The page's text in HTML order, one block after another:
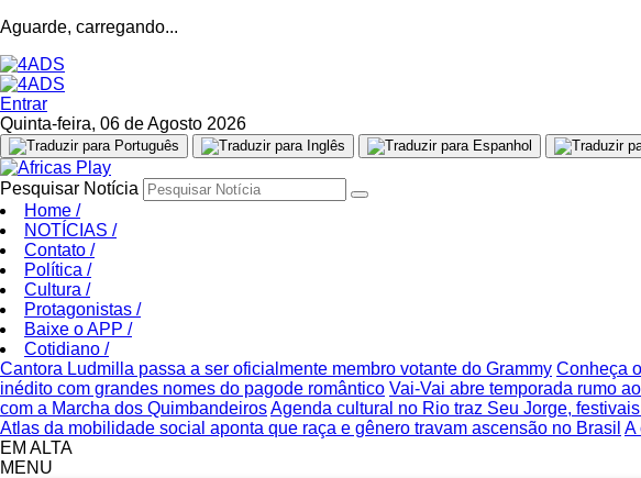
Aguarde, carregando...
Entrar
Quinta-feira, 06 de Agosto 2026
Pesquisar Notícia
Home /
NOTÍCIAS /
Contato /
Política /
Cultura /
Protagonistas /
Baixe o APP /
Cotidiano /
Cantora Ludmilla passa a ser oficialmente membro votante do Grammy Conheça
inédito com grandes nomes do pagode romântico Vai-Vai abre temporada rumo
com a Marcha dos QuimbandeirosAgenda cultural no Rio traz Seu Jorge,
Atlas da mobilidade social aponta que raça e gênero travam ascensão no Brasil A
EM ALTA
MENU